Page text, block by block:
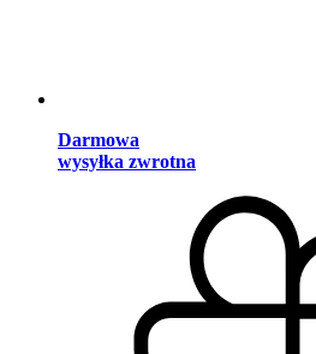
Darmowa
wysyłka zwrotna